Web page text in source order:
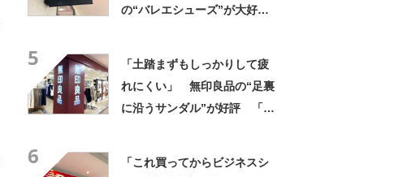
の“バレエシューズ”が大好
5
「土踏まずもしっかりして疲
れにくい」 無印良品の“足裏
に沿うサンダル”が好評 「履
6
「これ買ってからビジネスシ